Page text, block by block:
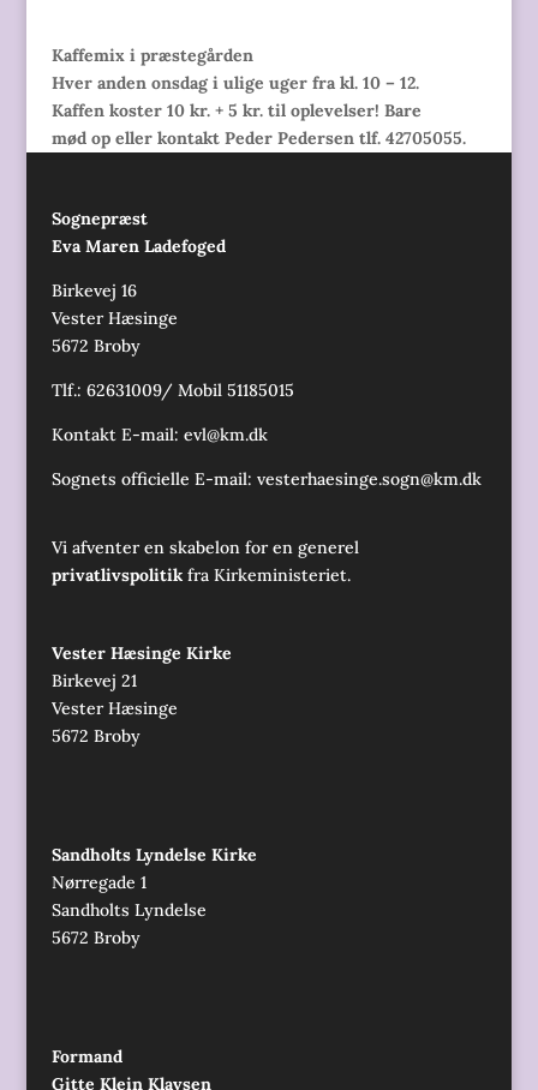
Kaffemix i præstegården
Hver anden onsdag i ulige uger fra kl. 10 – 12.
Kaffen koster 10 kr. + 5 kr. til oplevelser! Bare
mød op eller kontakt Peder Pedersen tlf. 42705055.
Sognepræst
Eva Maren Ladefoged
Birkevej 16
Vester Hæsinge
5672 Broby
Tlf.: 62631009/ Mobil 51185015
Kontakt E-mail: evl@km.dk
Sognets officielle E-mail: vesterhaesinge.sogn@km.dk
Vi afventer en skabelon for en generel
privatlivspolitikfra Kirkeministeriet.
Vester Hæsinge Kirke
Birkevej 21
Vester Hæsinge
5672 Broby
Sandholts Lyndelse Kirke
Nørregade 1
Sandholts Lyndelse
5672 Broby
Formand
Gitte Klein Klavsen